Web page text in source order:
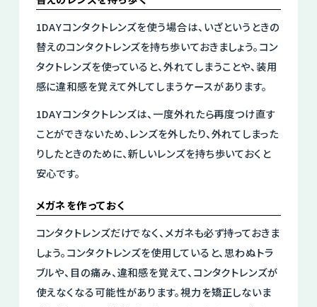
1DAYコンタクトレンズを使う場合は、いざというときの
替えのコンタクトレンズを持ち歩いておきましょう。コン
タクトレンズを使っていると、外れてしまうことや、装用
感に違和感を覚えて外してしまうケースがあります。
1DAYコンタクトレンズは、一度外れたら再度つけ直す
ことができないため、レンズを外したり、外れてしまった
りしたときのために、新しいレンズを持ち歩いておくと
安心です。
メガネを作っておく
コンタクトレンズだけでなく、メガネも必ず持っておきま
しょう。コンタクトレンズを使用していると、思わぬトラ
ブルや、目の痛み、違和感を覚えて、コンタクトレンズが
使えなくなる可能性があります。視力を矯正しないま